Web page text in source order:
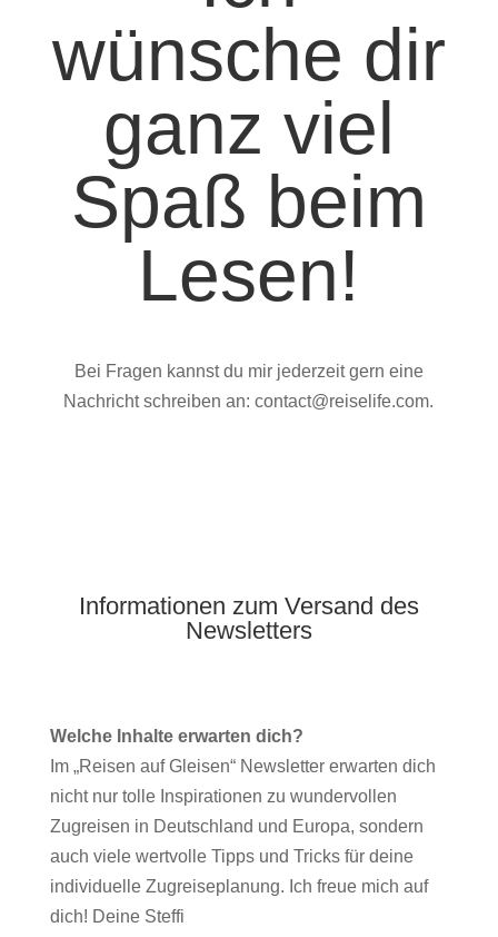
wünsche dir
ganz viel
Spaß beim
Lesen!
Bei Fragen kannst du mir jederzeit gern eine
Nachricht schreiben an: contact@reiselife.com.
Informationen zum Versand des
Newsletters
Welche Inhalte erwarten dich?
Im „Reisen auf Gleisen“ Newsletter erwarten dich
nicht nur tolle Inspirationen zu wundervollen
Zugreisen in Deutschland und Europa, sondern
auch viele wertvolle Tipps und Tricks für deine
individuelle Zugreiseplanung. Ich freue mich auf
dich! Deine Steffi